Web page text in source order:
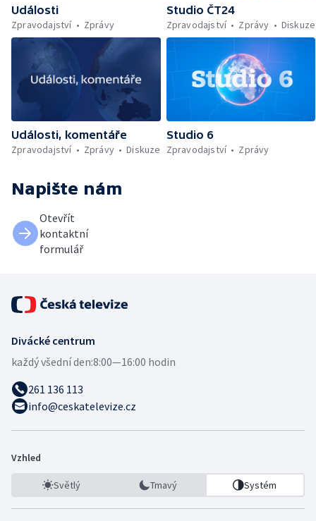
Události
Zpravodajství
Zprávy
Studio ČT24
Zpravodajství
Zprávy Diskuze
Události, komentáře
Zpravodajství
Zprávy Diskuze
Studio 6
Zpravodajství
Zprávy
Napište nám
Otevřít
kontaktní
formulář
Divácké centrum
každý všední den:8:00—16:00 hodin
261 136 113
info@ceskatelevize.cz
Vzhled
Světlý Tmavý Systém